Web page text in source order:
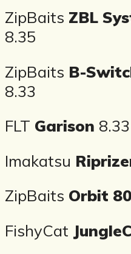
ZipBaits ZBL
8.35
ZipBaits B-
8.33
FLT Garison 8.33
Imakatsu
ZipBaits Orbit 80
FishyCat